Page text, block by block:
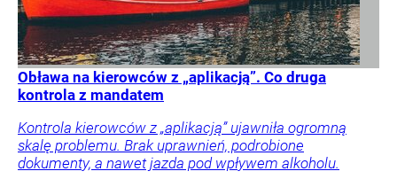
Obława na kierowców z „aplikacją”. Co druga
kontrola z mandatem
Kontrola kierowców z „aplikacją” ujawniła ogromną
skalę problemu. Brak uprawnień, podrobione
dokumenty, a nawet jazda pod wpływem alkoholu.